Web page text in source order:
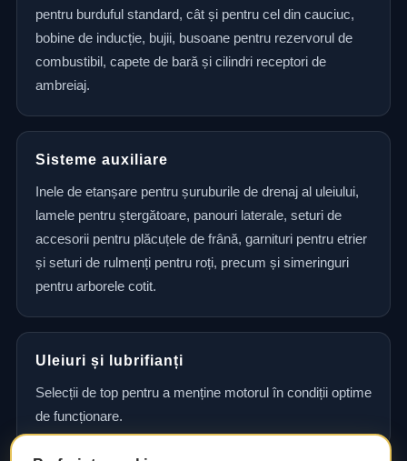
pentru burduful standard, cât și pentru cel din cauciuc,
bobine de inducție, bujii, busoane pentru rezervorul de
combustibil, capete de bară și cilindri receptori de
ambreiaj.
Sisteme auxiliare
Inele de etanșare pentru șuruburile de drenaj al uleiului,
lamele pentru ștergătoare, panouri laterale, seturi de
accesorii pentru plăcuțele de frână, garnituri pentru etrier
și seturi de rulmenți pentru roți, precum și simeringuri
pentru arborele cotit.
Uleiuri și lubrifianți
Selecții de top pentru a menține motorul în condiții optime
de funcționare.